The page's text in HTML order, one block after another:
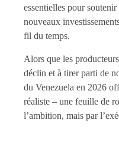
essentielles pour
nouveaux
fil du temps.
Alors que les
déclin et à tirer parti de
du Venezuela en 2026
réaliste – une feuille de
l’ambition, mais par